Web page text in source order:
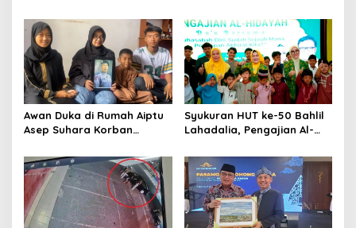
Muttaqien Ingatkan Soal Ini
Segera Terpasang
Awan Duka di Rumah Aiptu
Asep Suhara Korban
Polisi Segera Tangkap
Pelaku
Syukuran HUT ke-50 Bahlil
Lahadalia, Pengajian Al-
Anak Yatim dan Disabilitas